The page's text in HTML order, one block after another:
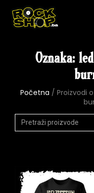
Oznaka:
Početna / Proizvodi